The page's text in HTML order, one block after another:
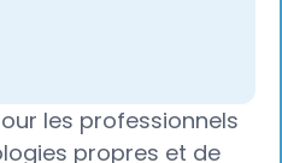
les professionnels
propres et de